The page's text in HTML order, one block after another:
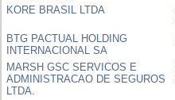
KORE BRASIL LTDA
BTG PACTUAL HOLDING
INTERNACIONAL SA
MARSH GSC SERVICOS E
ADMINISTRACAO DE SEGUROS
LTDA.